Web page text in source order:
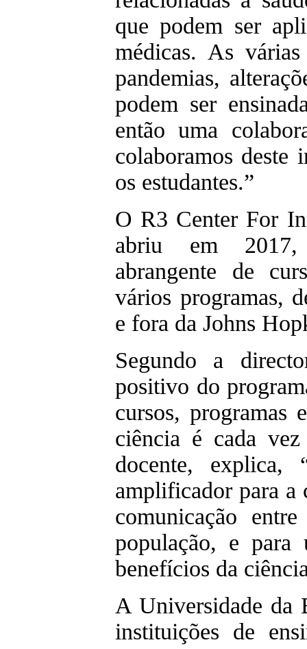
que podem ser
médicas. As
pandemias,
podem ser
então uma
colaboramos deste
os estudantes.”
O R3 Center For
abriu em 2017,
abrangente de
vários programas,
e fora da Johns
Segundo a
positivo do
cursos, programas
ciência é cada
docente, explica,
amplificador para a
comunicação
população, e para
benefícios da
A Universidade da
instituições de